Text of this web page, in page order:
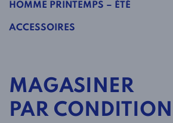
HOMME PRINTEMPS – ÉTÉ
ACCESSOIRES
MAGASINER
PAR CONDITION